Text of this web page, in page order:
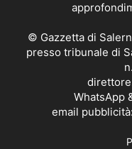
© Gazzetta di
presso tribunale di
WhatsApp
email